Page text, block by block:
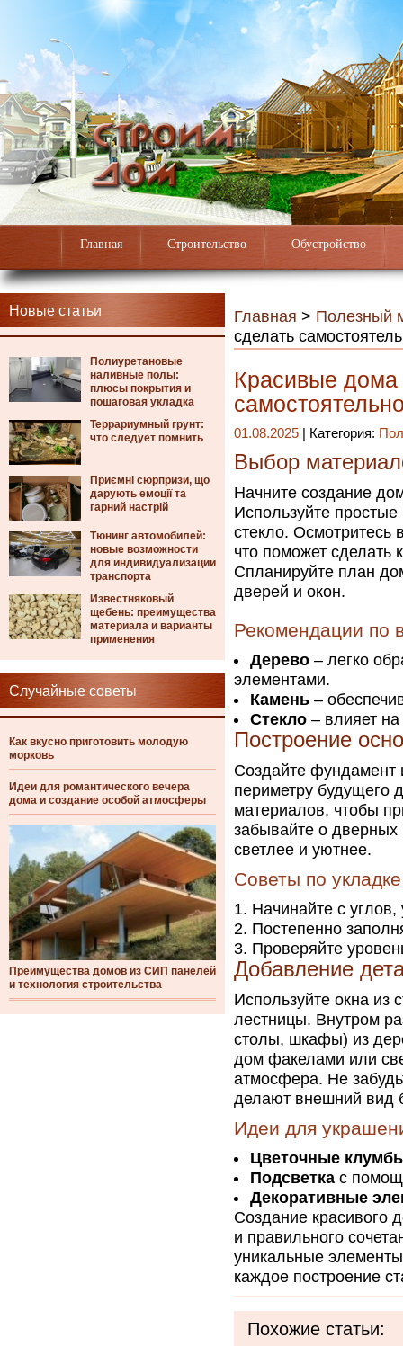
Главная Строительство Обустройство
Новые статьи
Полиуретановые
наливные полы:
плюсы покрытия и
пошаговая укладка
Террариумный грунт:
что следует помнить
Приємні сюрпризи, що
дарують емоції та
гарний настрій
Тюнинг автомобилей:
новые возможности
для индивидуализации
транспорта
Известняковый
щебень: преимущества
материала и варианты
применения
Случайные советы
Как вкусно приготовить молодую
морковь
Идеи для романтического вечера
дома и создание особой атмосферы
Преимущества домов из СИП панелей
и технология строительства
Главная > Полезный
сделать
Красивые дома
01.08.2025 | Категория:
Выбор
Начните создание
Используйте
стекло. Осмотритесь
что поможет сделать
Спланируйте план
дверей и окон.
Рекомендации по
Дерево – легко
элементами.
Камень –
Стекло – влияет
Построение
Создайте фундамент
периметру будущего
материалов, чтобы
забывайте о дверных
светлее и уютнее.
Советы по
Начинайте с
Постепенно
Проверяйте
Добавление
Используйте окна из
лестницы. Внутром
столы, шкафы) из
дом факелами или
атмосфера. Не
делают внешний вид
Идеи для
Цветочные
Подсветка с
Декоративные
Создание красивого
и правильного
уникальные
каждое построение
Похожие статьи: